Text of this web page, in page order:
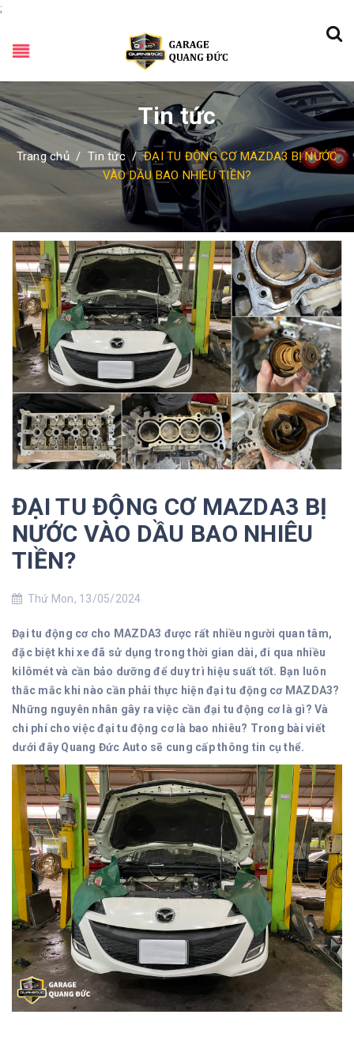
;
Tin tức
Trang chủ / Tin tức / ĐẠI TU ĐỘNG CƠ MAZDA3 BỊ NƯỚC
VÀO DẦU BAO NHIÊU TIỀN?
ĐẠI TU ĐỘNG CƠ MAZDA3 BỊ
NƯỚC VÀO DẦU BAO NHIÊU
TIỀN?
Thứ Mon, 13/05/2024
Đại tu động cơ cho MAZDA3 được rất nhiều người quan tâm,
đặc biệt khi xe đã sử dụng trong thời gian dài, đi qua nhiều
kilômét và cần bảo dưỡng để duy trì hiệu suất tốt. Bạn luôn
thắc mắc khi nào cần phải thực hiện đại tu động cơ MAZDA3?
Những nguyên nhân gây ra việc cần đại tu động cơ là gì? Và
chi phí cho việc đại tu động cơ là bao nhiêu? Trong bài viết
dưới đây Quang Đức Auto sẽ cung cấp thông tin cụ thể.